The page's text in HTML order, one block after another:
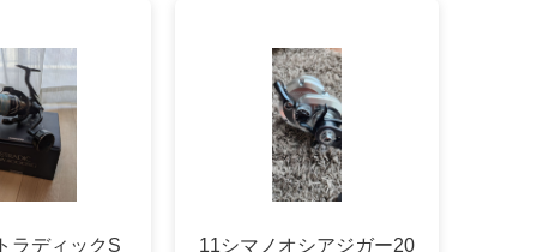
ラディックS 11シマノオシアジガー20